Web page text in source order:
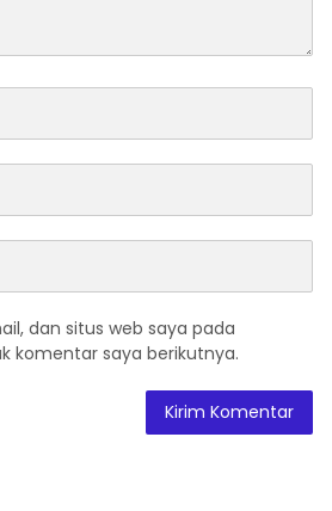
dan situs web saya pada
komentar saya berikutnya.